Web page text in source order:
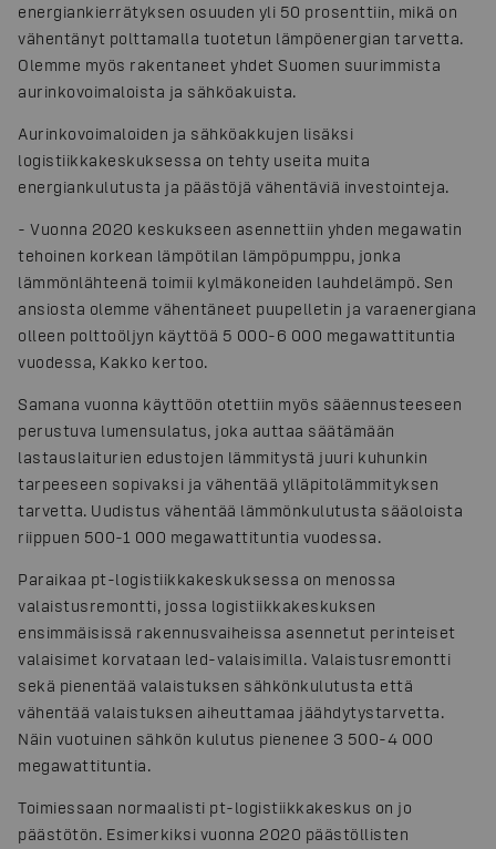
energiankierrätyksen osuuden yli 50 prosenttiin, mikä on
vähentänyt polttamalla tuotetun lämpöenergian tarvetta.
Olemme myös rakentaneet yhdet Suomen suurimmista
aurinkovoimaloista ja sähköakuista.
Aurinkovoimaloiden ja sähköakkujen lisäksi
logistiikkakeskuksessa on tehty useita muita
energiankulutusta ja päästöjä vähentäviä investointeja.
- Vuonna 2020 keskukseen asennettiin yhden megawatin
tehoinen korkean lämpötilan lämpöpumppu, jonka
lämmönlähteenä toimii kylmäkoneiden lauhdelämpö. Sen
ansiosta olemme vähentäneet puupelletin ja varaenergiana
olleen polttoöljyn käyttöä 5 000-6 000 megawattituntia
vuodessa, Kakko kertoo.
Samana vuonna käyttöön otettiin myös sääennusteeseen
perustuva lumensulatus, joka auttaa säätämään
lastauslaiturien edustojen lämmitystä juuri kuhunkin
tarpeeseen sopivaksi ja vähentää ylläpitolämmityksen
tarvetta. Uudistus vähentää lämmönkulutusta sääoloista
riippuen 500-1 000 megawattituntia vuodessa.
Paraikaa pt-logistiikkakeskuksessa on menossa
valaistusremontti, jossa logistiikkakeskuksen
ensimmäisissä rakennusvaiheissa asennetut perinteiset
valaisimet korvataan led-valaisimilla. Valaistusremontti
sekä pienentää valaistuksen sähkönkulutusta että
vähentää valaistuksen aiheuttamaa jäähdytystarvetta.
Näin vuotuinen sähkön kulutus pienenee 3 500-4 000
megawattituntia.
Toimiessaan normaalisti pt-logistiikkakeskus on jo
päästötön. Esimerkiksi vuonna 2020 päästöllisten